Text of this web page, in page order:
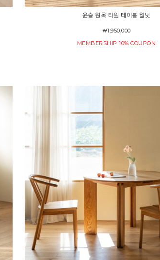
윤슬 원목 타원 테이블 월넛
￦1,950,000
MEMBERSHIP 10% COUPON